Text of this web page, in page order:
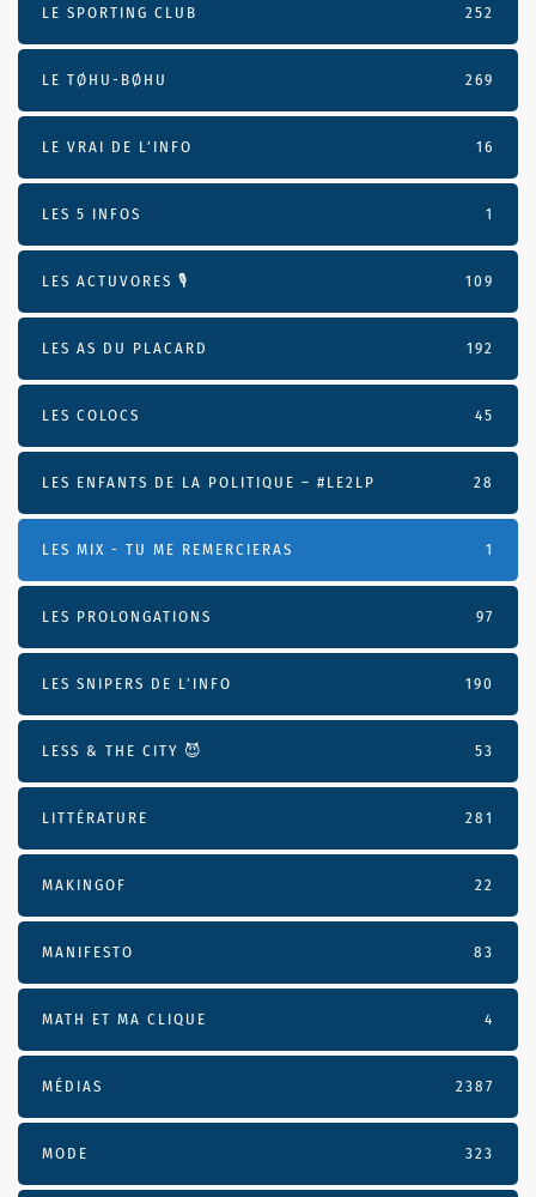
LE SPORTING CLUB 252
LE TØHU-BØHU 269
LE VRAI DE L’INFO 16
LES 5 INFOS 1
LES ACTUVORES 🎙 109
LES AS DU PLACARD 192
LES COLOCS 45
LES ENFANTS DE LA POLITIQUE – #LE2LP 28
LES MIX - TU ME REMERCIERAS 1
LES PROLONGATIONS 97
LES SNIPERS DE L’INFO 190
LESS & THE CITY 😈 53
LITTÉRATURE 281
MAKINGOF 22
MANIFESTO 83
MATH ET MA CLIQUE 4
MÉDIAS 2387
MODE 323